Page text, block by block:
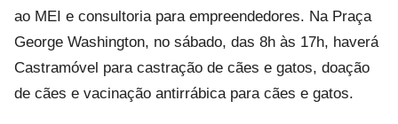
ao MEI e consultoria para empreendedores. Na Praça
George Washington, no sábado, das 8h às 17h, haverá
Castramóvel para castração de cães e gatos, doação
de cães e vacinação antirrábica para cães e gatos.